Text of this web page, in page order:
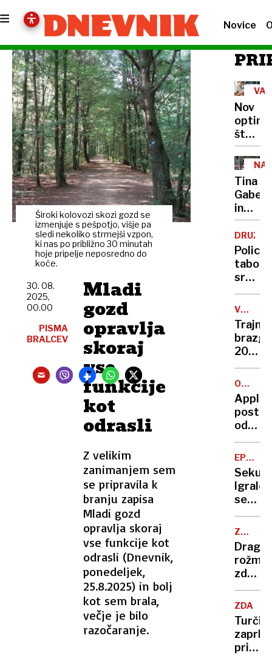
Novice
Široki kolovozi skozi gozd se
izmenjuje s pešpotjo, višje pa
sledi nekoliko strmejši vzpon,
ki nas po približno 30 minutah
hoje pripelje neposredno do
koče.
Mladi
gozd
opravlja
skoraj
vse
funkcije
kot
odrasli
Z velikim
zanimanjem sem
se pripravila k
branju zapisa
Mladi gozd
opravlja skoraj
vse funkcije kot
odrasli (Dnevnik,
ponedeljek,
25.8.2025) in bolj
kot sem brala,
večje je bilo
razočaranje.
30. 08.
2025,
00.00
PISMA
BRALCEV
Nov
štart,
stari
izzivi
NA
Tina
Gaber
in
Golob
poroko
DRUŽBA
tabor:
poklic
V
Trajne
2058
milijoni
žrtev
SISTEMI
Apple
odprt,
Google
pa
zaprt
EP V
se
dela
velika
krivica
moči
v
iglicah
ne
gre
ZDA
Turčija
zaprla